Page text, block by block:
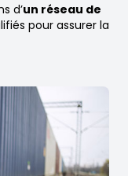
d’un réseau de
pour assurer la